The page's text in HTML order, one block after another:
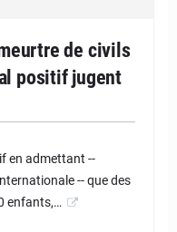
de civils
positif jugent
en admettant --
-- que des
enfants,…